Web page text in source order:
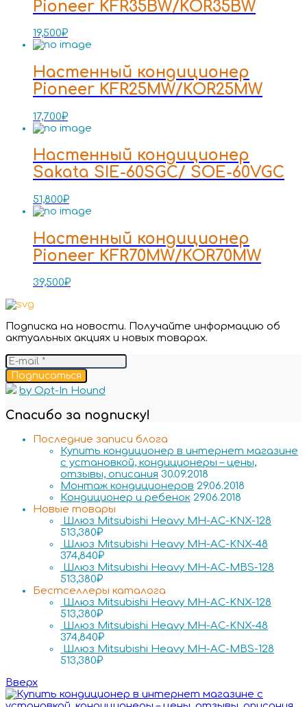
Pioneer KFR35BW/KOR35BW
19,500₽
Настенный кондиционер
Pioneer KFR25MW/KOR25MW
17,700₽
Настенный кондиционер
Sakata SIE-60SGC/ SOE-60VGC
51,800₽
Настенный кондиционер
Pioneer KFR70MW/KOR70MW
39,500₽
Подписка на новости. Получайте информацию об
актуальных акциях и новых товарах.
Подписаться
by Opt-In Hound
Спасибо за подписку!
Последние записи блога
Купить кондиционер в интернет магазине
с установкой, кондиционеры – цены,
отзывы, описания 30.09.2018
Монтаж кондиционеров 29.06.2018
Кондиционер и ребенок 29.06.2018
Новые товары
Шлюз Mitsubishi Heavy MH-AC-KNX-128
513,380₽
Шлюз Mitsubishi Heavy MH-AC-KNX-48
374,840₽
Шлюз Mitsubishi Heavy MH-AC-MBS-128
513,380₽
Бестселлеры каталога
Шлюз Mitsubishi Heavy MH-AC-KNX-128
513,380₽
Шлюз Mitsubishi Heavy MH-AC-KNX-48
374,840₽
Шлюз Mitsubishi Heavy MH-AC-MBS-128
513,380₽
Вверх